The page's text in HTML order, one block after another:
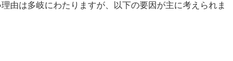
由は多岐にわたりますが、以下の要因が主に考えられま